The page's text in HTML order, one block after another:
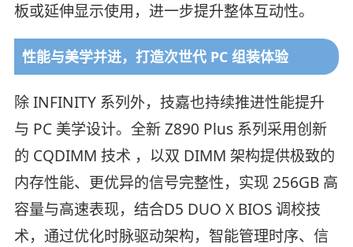
板或延伸显示使用，进一步提升整体互动性。
性能与美学并进，打造次世代 PC 组装体验
除 INFINITY 系列外，技嘉也持续推进性能提升
与 PC 美学设计。全新 Z890 Plus 系列采用创新
的 CQDIMM 技术 ，以双 DIMM 架构提供极致的
内存性能、更优异的信号完整性，实现 256GB 高
容量与高速表现，结合D5 DUO X BIOS 调校技
术，通过优化时脉驱动架构，智能管理时序、信